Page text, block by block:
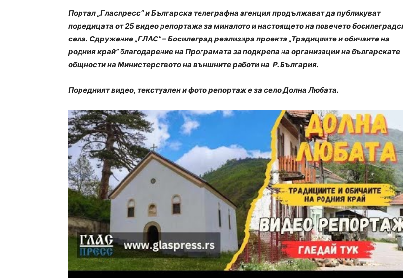
Портал „Гласпресс” и Българска телеграфна агенция продължават да публикуват
поредицата от 25 видео репортажа за миналото и настоящето на повечето
села. Сдружение „ГЛАС” – Босилеград реализира проекта „Традициите и обичаите на
родния край” благодарение на Програмата за подкрепа на организации на българскате
общности на Министерството на външните работи на Р. България.
Поредният видео, текстуален и фото репортаж е за село Долна Любата.